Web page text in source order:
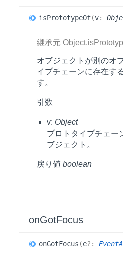
isPrototypeOf(v:
継承元
オブジェクトが別のオ
イプチェーンに存在す
す。
引数
v: Object
プロトタイプチェー
ブジェクト。
戻り値 boolean
onGotFocus
onGotFocus (e?: